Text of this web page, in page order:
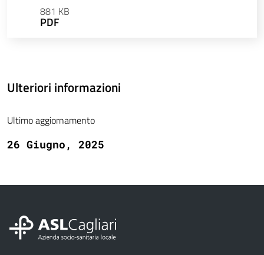
881 KB
PDF
Ulteriori informazioni
Ultimo aggiornamento
26 Giugno, 2025